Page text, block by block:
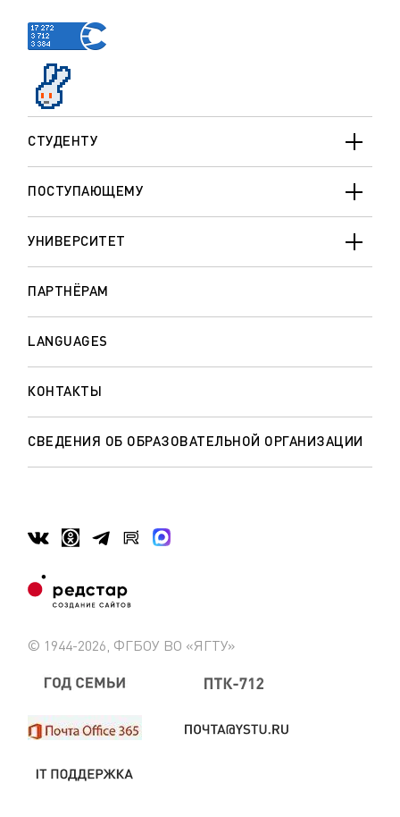
СТУДЕНТУ
ПОСТУПАЮЩЕМУ
УНИВЕРСИТЕТ
ПАРТНЁРАМ
LANGUAGES
КОНТАКТЫ
СВЕДЕНИЯ ОБ ОБРАЗОВАТЕЛЬНОЙ ОРГАНИЗАЦИИ
© 1944-2026, ФГБОУ ВО «ЯГТУ»